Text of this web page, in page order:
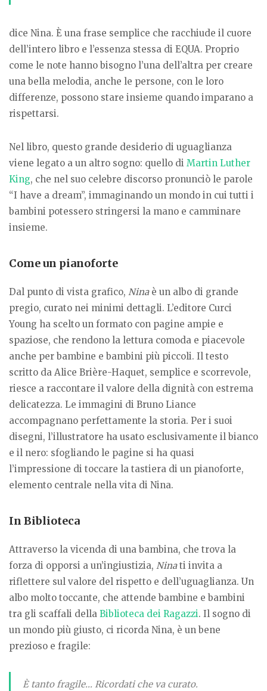
dice Nina. È una frase semplice che racchiude il cuore
dell’intero libro e l’essenza stessa di EQUA. Proprio
come le note hanno bisogno l’una dell’altra per creare
una bella melodia, anche le persone, con le loro
differenze, possono stare insieme quando imparano a
rispettarsi.
Nel libro, questo grande desiderio di uguaglianza
viene legato a un altro sogno: quello di Martin Luther
King, che nel suo celebre discorso pronunciò le parole
“I have a dream”, immaginando un mondo in cui tutti i
bambini potessero stringersi la mano e camminare
insieme.
Come un pianoforte
Dal punto di vista grafico, Ninaè un albo di grande
pregio, curato nei minimi dettagli. L’editore Curci
Young ha scelto un formato con pagine ampie e
spaziose, che rendono la lettura comoda e piacevole
anche per bambine e bambini più piccoli. Il testo
scritto da Alice Brière-Haquet, semplice e scorrevole,
riesce a raccontare il valore della dignità con estrema
delicatezza. Le immagini di Bruno Liance
accompagnano perfettamente la storia. Per i suoi
disegni, l’illustratore ha usato esclusivamente il bianco
e il nero: sfogliando le pagine si ha quasi
l’impressione di toccare la tastiera di un pianoforte,
elemento centrale nella vita di Nina.
In Biblioteca
Attraverso la vicenda di una bambina, che trova la
forza di opporsi a un’ingiustizia, Ninati invita a
riflettere sul valore del rispetto e dell’uguaglianza. Un
albo molto toccante, che attende bambine e bambini
tra gli scaffali della Biblioteca dei Ragazzi. Il sogno di
un mondo più giusto, ci ricorda Nina, è un bene
prezioso e fragile:
È tanto fragile… Ricordati che va curato.